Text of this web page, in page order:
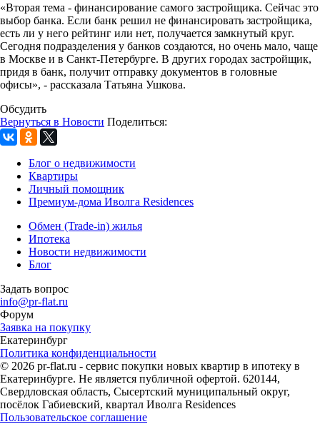
«Вторая тема - финансирование самого застройщика. Сейчас это
выбор банка. Если банк решил не финансировать застройщика,
есть ли у него рейтинг или нет, получается замкнутый круг.
Сегодня подразделения у банков создаются, но очень мало, чаще
в Москве и в Санкт-Петербурге. В других городах застройщик,
придя в банк, получит отправку документов в головные
офисы», - рассказала Татьяна Ушкова.
Обсудить
Вернуться в Новости Поделиться:
Блог о недвижимости
Квартиры
Личный помощник
Премиум-дома Иволга Residences
Обмен (Trade-in) жилья
Ипотека
Новости недвижимости
Блог
Задать вопрос
info@pr-flat.ru
Форум
Заявка на покупку
Екатеринбург
Политика конфиденциальности
© 2026 pr-flat.ru - сервис покупки новых квартир в ипотеку в
Екатеринбурге. Не является публичной офертой. 620144,
Свердловская область, Сысертский муниципальный округ,
посёлок Габиевский, квартал Иволга Residences
Пользовательское соглашение